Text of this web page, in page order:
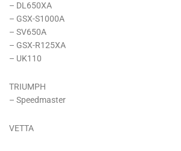
– DL650XA
– GSX-S1000A
– SV650A
– GSX-R125XA
– UK110
TRIUMPH
– Speedmaster
VETTA